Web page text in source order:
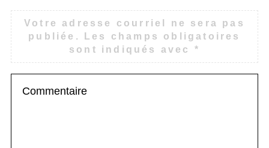
Votre adresse courriel ne sera pas
publiée.
Les champs obligatoires
sont indiqués avec *